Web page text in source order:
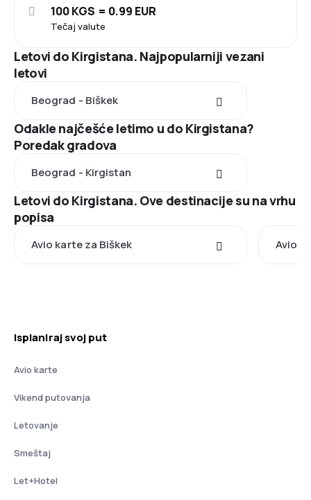
Tečaj valute
100 KGS = 0.99 EUR
Letovi do Kirgistana. Najpopularniji vezani
letovi
Beograd - Biškek
Odakle najčešće letimo u do Kirgistana?
Poredak gradova
Beograd - Kirgistan
Letovi do Kirgistana. Ove destinacije su na vrhu
popisa
Avio karte za Biškek Avio
Isplaniraj svoj put
Avio karte
Vikend putovanja
Letovanje
Smeštaj
Let+Hotel